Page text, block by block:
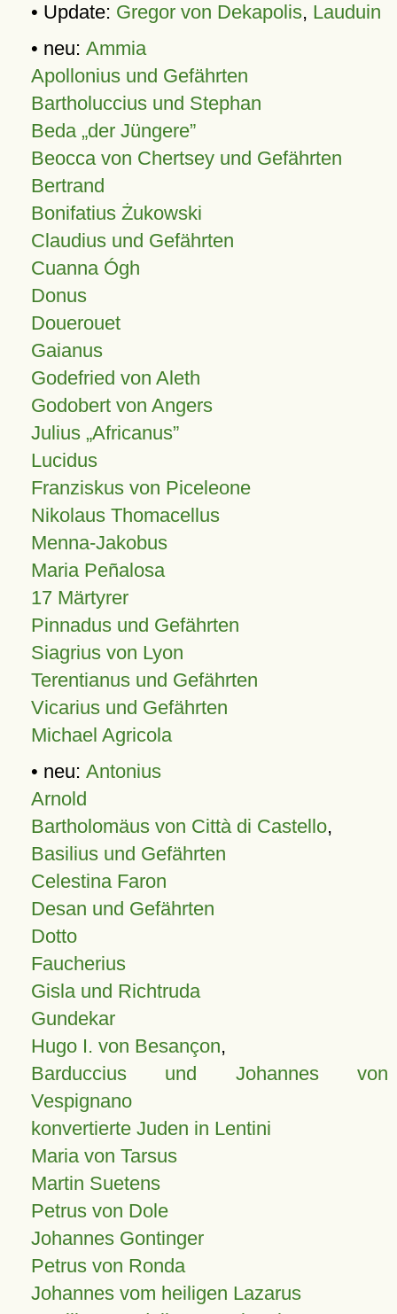
• Update: Gregor von Dekapolis, Lauduin
• neu: Ammia
Apollonius und Gefährten
Bartholuccius und Stephan
Beda „der Jüngere”
Beocca von Chertsey und Gefährten
Bertrand
Bonifatius Żukowski
Claudius und Gefährten
Cuanna Ógh
Donus
Douerouet
Gaianus
Godefried von Aleth
Godobert von Angers
Julius Africanus
Lucidus
Franziskus von Piceleone
Nikolaus Thomacellus
Menna-Jakobus
Maria Peñalosa
17 Märtyrer
Pinnadus und Gefährten
Siagrius von Lyon
Terentianus und Gefährten
Vicarius und Gefährten
Michael Agricola
• neu: Antonius
Arnold
Bartholomäus von Città di Castello,
Basilius und Gefährten
Celestina Faron
Desan und Gefährten
Dotto
Faucherius
Gisla und Richtruda
Gundekar
Hugo I. von Besançon,
Barduccius und Johannes von
Vespignano
konvertierte Juden in Lentini
Maria von Tarsus
Martin Suetens
Petrus von Dole
Johannes Gontinger
Petrus von Ronda
Johannes vom heiligen Lazarus